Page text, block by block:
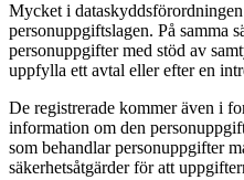
Mycket i
personuppgiftslagen. På samma
personuppgifter med stöd av
uppfylla ett avtal eller efter en
De registrerade kommer även i
information om den
som behandlar personuppgifter
säkerhetsåtgärder för att